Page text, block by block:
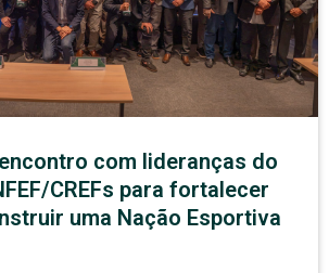
com lideranças do
CREFs para fortalecer
uma Nação Esportiva